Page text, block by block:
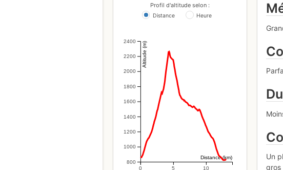
Profil d'altitude selon :
Distance Heure
800
1000
1200
1400
1600
1800
2000
2200
2400 Altitude (m)
0 5 10
Distance (km)
Un
gros